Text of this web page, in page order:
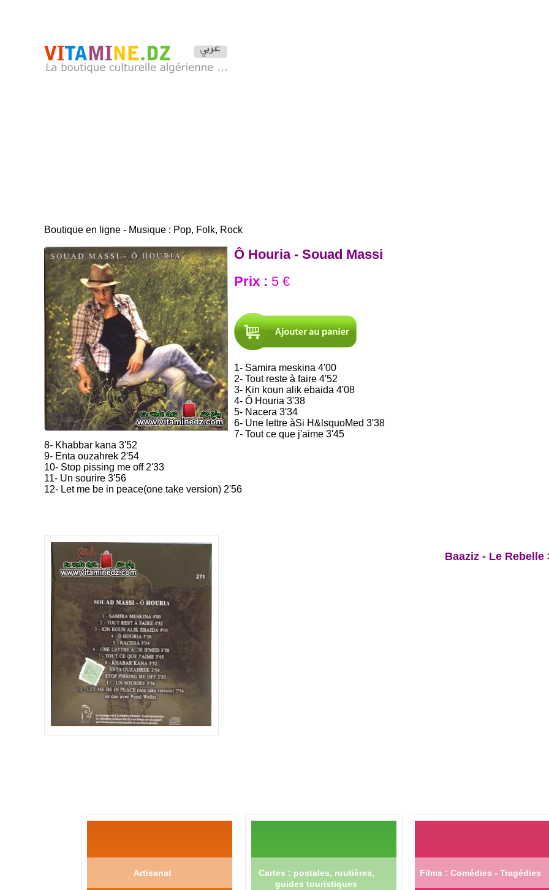
Boutique en ligne - Musique : Pop, Folk, Rock
Ô Houria - Souad Massi
Prix : 5 €
1- Samira meskina 4'00
2- Tout reste à faire 4'52
3- Kin koun alik ebaida 4'08
4- Ô Houria 3'38
5- Nacera 3'34
6- Une lettre àSi H&lsquoMed 3'38
7- Tout ce que j'aime 3'45
8- Khabbar kana 3'52
9- Enta ouzahrek 2'54
10- Stop pissing me off 2'33
11- Un sourire 3'56
12- Let me be in peace(one take version) 2'56
Baaziz - Le Rebelle
Artisanat
Cartes : postales, routières,
guides touristiques
Films : Comédies - Tragédies